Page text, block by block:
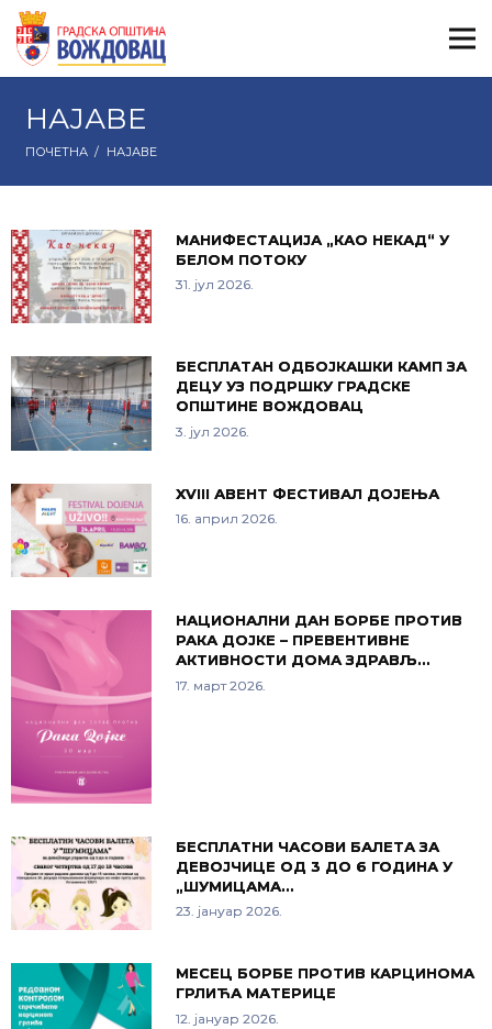
НАЈАВЕ
ПОЧЕТНА / НАЈАВЕ
МАНИФЕСТАЦИЈА „КАО НЕКАД“ У
БЕЛОМ ПОТОКУ
31. јул 2026.
БЕСПЛАТАН ОДБОЈКАШКИ КАМП ЗА
ДЕЦУ УЗ ПОДРШКУ ГРАДСКЕ
ОПШТИНЕ ВОЖДОВАЦ
3. јул 2026.
XVIII АВЕНТ ФЕСТИВАЛ ДОЈЕЊА
16. април 2026.
НАЦИОНАЛНИ ДАН БОРБЕ ПРОТИВ
РАКА ДОЈКЕ – ПРЕВЕНТИВНЕ
АКТИВНОСТИ ДОМА ЗДРАВЉ…
17. март 2026.
БЕСПЛАТНИ ЧАСОВИ БАЛЕТА ЗА
ДЕВОЈЧИЦЕ ОД 3 ДО 6 ГОДИНА У
„ШУМИЦАМА…
23. јануар 2026.
МЕСЕЦ БОРБЕ ПРОТИВ КАРЦИНОМА
ГРЛИЋА МАТЕРИЦЕ
12. јануар 2026.